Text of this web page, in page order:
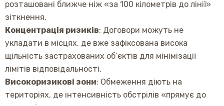
розташовані ближче ніж «за 100 кілометрів до лінії»
зіткнення.
Концентрація ризиків: Договори можуть не
укладати в місцях, де вже зафіксована висока
щільність застрахованих об’єктів для мінімізації
лімітів відповідальності.
Високоризикові зони: Обмеження діють на
територіях, де інтенсивність обстрілів «прямує до